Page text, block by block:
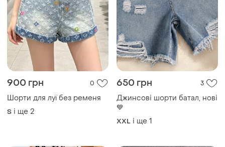
900 грн 0
Шорти для луї без ременя
S і ще 2
650 грн 3
Джинсові шорти батал, нові
💙
XXL і ще 1